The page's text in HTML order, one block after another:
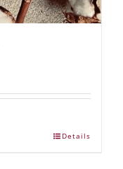
Details